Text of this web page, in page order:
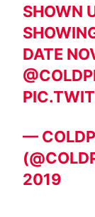
SHOWN
DATE
—
2019